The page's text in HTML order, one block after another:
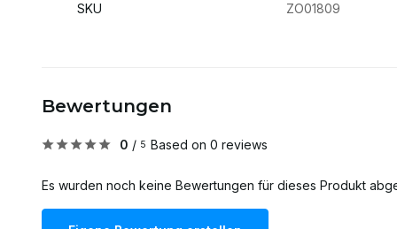
SKU ZO01809
Bewertungen
0 / 5 Based on 0 reviews
Es wurden noch keine Bewertungen für dieses Produkt